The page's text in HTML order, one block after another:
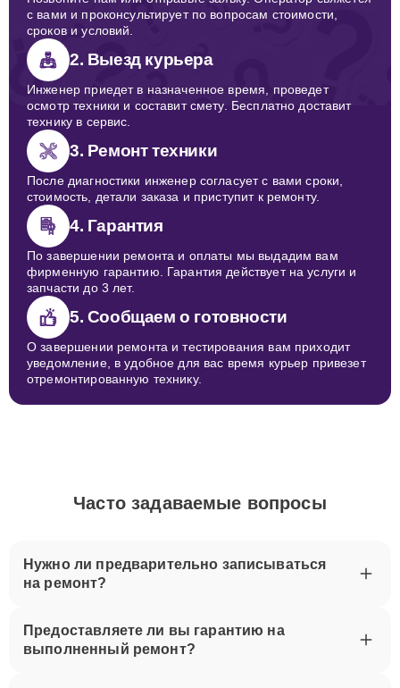
с вами и проконсультирует по вопросам стоимости,
сроков и условий.
2. Выезд курьера
Инженер приедет в назначенное время, проведет
осмотр техники и составит смету. Бесплатно доставит
технику в сервис.
3. Ремонт техники
После диагностики инженер согласует с вами сроки,
стоимость, детали заказа и приступит к ремонту.
4. Гарантия
По завершении ремонта и оплаты мы выдадим вам
фирменную гарантию. Гарантия действует на услуги и
запчасти до 3 лет.
5. Сообщаем о готовности
О завершении ремонта и тестирования вам приходит
уведомление, в удобное для вас время курьер привезет
отремонтированную технику.
Часто задаваемые вопросы
Нужно ли предварительно записываться
на ремонт?
Предоставляете ли вы гарантию на
выполненный ремонт?